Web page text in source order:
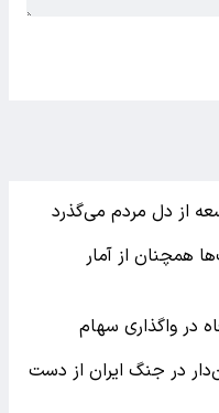
از دل مردم می‌گذرد
همچنان از آمار
در واگذاری سهام
سرنشین‌دار در جنگ ایران از دست